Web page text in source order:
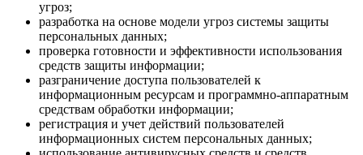
угроз;
разработка на основе модели угроз системы защиты
персональных данных;
проверка готовности и эффективности использования
средств защиты информации;
разграничение доступа пользователей к
информационным ресурсам и программно-аппаратным
средствам обработки информации;
регистрация и учет действий пользователей
информационных систем персональных данных;